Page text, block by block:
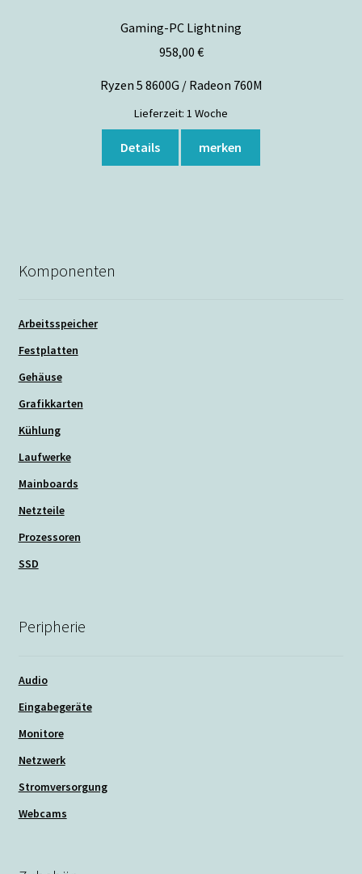
Gaming-PC Lightning
958,00 €
Ryzen 5 8600G / Radeon 760M
Lieferzeit: 1 Woche
Details merken
Komponenten
Arbeitsspeicher
Festplatten
Gehäuse
Grafikkarten
Kühlung
Laufwerke
Mainboards
Netzteile
Prozessoren
SSD
Peripherie
Audio
Eingabegeräte
Monitore
Netzwerk
Stromversorgung
Webcams